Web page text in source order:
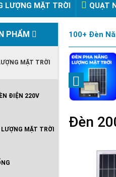
LƯỢNG MẶT TRỜI QUẠT
220V
PHẨM
MẶT TRỜI
ĐIỆN 220V
LƯỢNG MẶT TRỜI
100+ Đèn
Đèn